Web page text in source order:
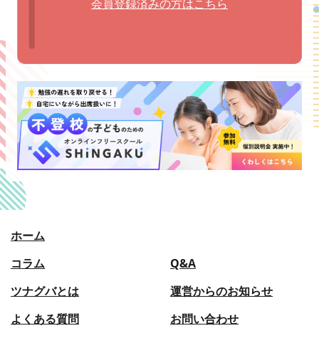
会員登録済みの方はこちら
ホーム
コラム
Q&A
ツナグバとは
よくある質問
運営からのお知らせ
お問い合わせ